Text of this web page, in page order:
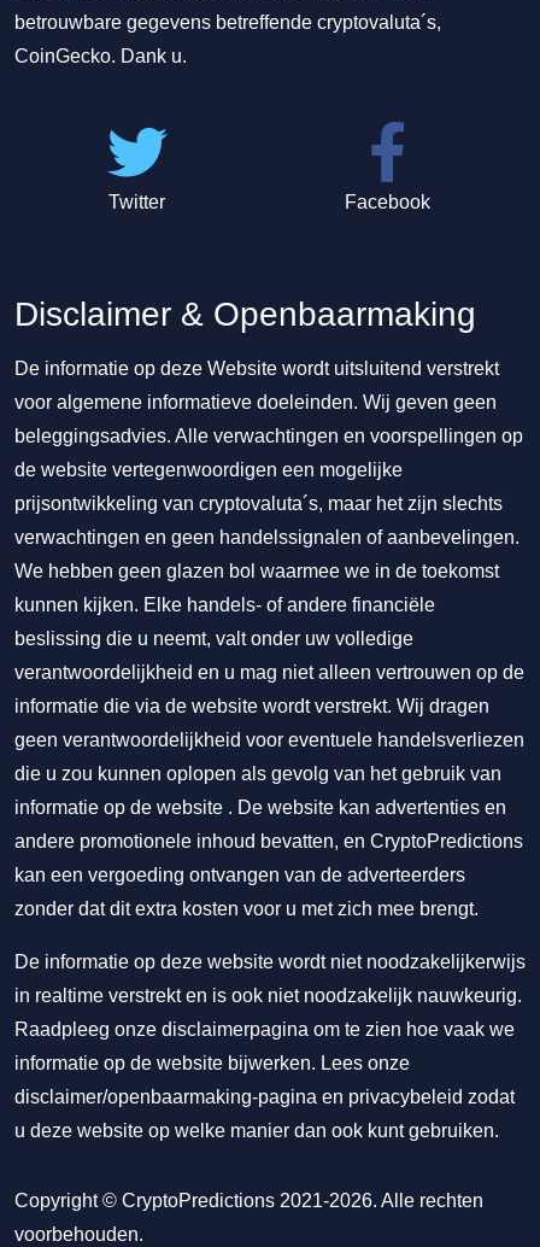
betrouwbare gegevens betreffende cryptovaluta´s,
CoinGecko. Dank u.
Twitter Facebook
Disclaimer & Openbaarmaking
De informatie op deze Website wordt uitsluitend verstrekt
voor algemene informatieve doeleinden. Wij geven geen
beleggingsadvies. Alle verwachtingen en voorspellingen op
de website vertegenwoordigen een mogelijke
prijsontwikkeling van cryptovaluta´s, maar het zijn slechts
verwachtingen en geen handelssignalen of aanbevelingen.
We hebben geen glazen bol waarmee we in de toekomst
kunnen kijken. Elke handels- of andere financiële
beslissing die u neemt, valt onder uw volledige
verantwoordelijkheid en u mag niet alleen vertrouwen op de
informatie die via de website wordt verstrekt. Wij dragen
geen verantwoordelijkheid voor eventuele handelsverliezen
die u zou kunnen oplopen als gevolg van het gebruik van
informatie op de website . De website kan advertenties en
andere promotionele inhoud bevatten, en CryptoPredictions
kan een vergoeding ontvangen van de adverteerders
zonder dat dit extra kosten voor u met zich mee brengt.
De informatie op deze website wordt niet noodzakelijkerwijs
in realtime verstrekt en is ook niet noodzakelijk nauwkeurig.
Raadpleeg onze disclaimerpagina om te zien hoe vaak we
informatie op de website bijwerken. Lees onze
disclaimer/openbaarmaking-pagina en privacybeleid zodat
u deze website op welke manier dan ook kunt gebruiken.
Copyright © CryptoPredictions 2021-2026. Alle rechten
voorbehouden.